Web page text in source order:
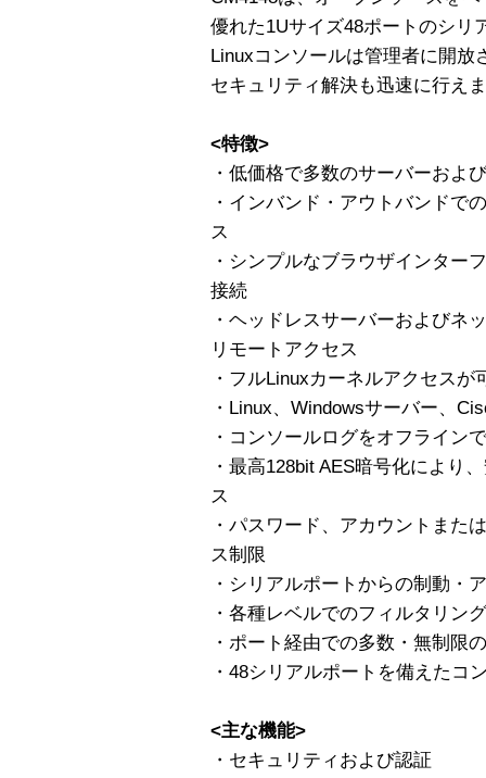
優れた1Uサイズ48ポートのシリ
Linuxコンソールは管理者に開放
セキュリティ解決も迅速に行え
<特徴>
・低価格で多数のサーバーおよ
・インバンド・アウトバンドで
ス
・シンプルなブラウザインター
接続
・ヘッドレスサーバーおよびネ
リモートアクセス
・フルLinuxカーネルアクセス
・Linux、Windowsサーバー、
・コンソールログをオフライン
・最高128bit AES暗号化により
ス
・パスワード、アカウントまた
ス制限
・シリアルポートからの制動・
・各種レベルでのフィルタリン
・ポート経由での多数・無制限
・48シリアルポートを備えたコ
<主な機能>
・セキュリティおよび認証